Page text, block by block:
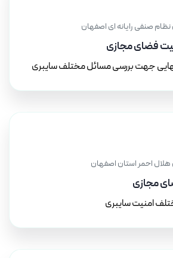
صنفی رایانه ای اصفهان
فضای مجازی
جهت بررسی مسائل مختلف سایبری
احمر استان اصفهان
مجازی
امنیت سایبری